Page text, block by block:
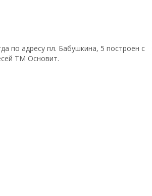
по адресу пл. Бабушкина, 5 построен с
ТМ Основит.